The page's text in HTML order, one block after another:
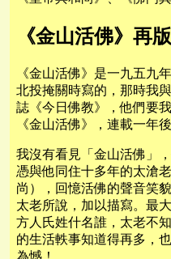
《金山活佛》再
《金山活佛》是一九五九
北投掩關時寫的，那時我
誌《今日佛教》，他們要
《金山活佛》，連載一年後
我沒有看見「金山活佛」
憑與他同住十多年的太滄
尚），回憶活佛的聲音笑
太老所說，加以描寫。最
方人氏姓什名誰，太老不
的生活軼事知道得再多，
為憾！